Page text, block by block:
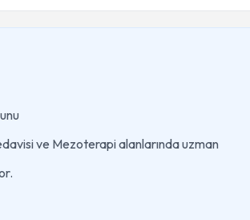
ve Mezoterapi alanlarında uzman